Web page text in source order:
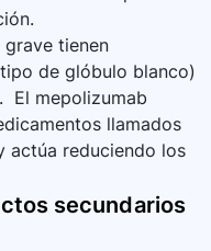
grave tienen
de glóbulo blanco)
El mepolizumab
llamados
actúa reduciendo los
secundarios